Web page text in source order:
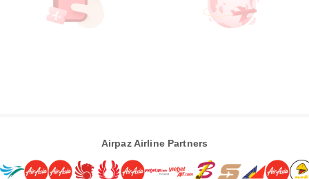
Airpaz Airline Partners